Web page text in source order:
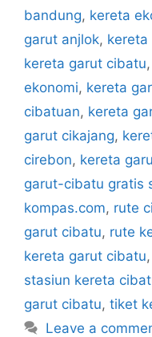
bandung, kereta
garut anjlok, kereta
kereta garut cibatu,
ekonomi, kereta
cibatuan, kereta
garut cikajang,
cirebon, kereta
garut-cibatu gratis
kompas.com, rute
garut cibatu, rute
kereta garut cibatu,
stasiun kereta
garut cibatu, tiket
Leave a